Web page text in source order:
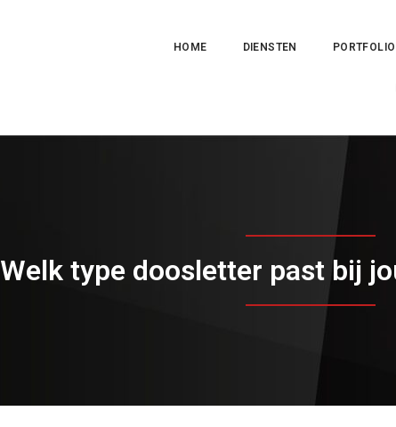
HOME DIENSTEN PORTFOLIO
Welk type doosletter past bij